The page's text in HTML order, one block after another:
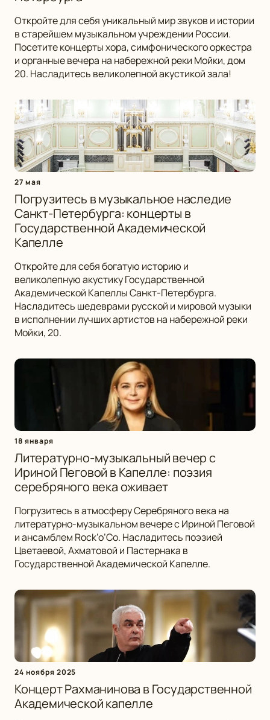
Откройте для себя уникальный мир звуков и истории
в старейшем музыкальном учреждении России.
Посетите концерты хора, симфонического оркестра
и органные вечера на набережной реки Мойки, дом
20. Насладитесь великолепной акустикой зала!
27 мая
Погрузитесь в музыкальное наследие
Санкт-Петербурга: концерты в
Государственной Академической
Капелле
Откройте для себя богатую историю и
великолепную акустику Государственной
Академической Капеллы Санкт-Петербурга.
Насладитесь шедеврами русской и мировой музыки
в исполнении лучших артистов на набережной реки
Мойки, 20.
18 января
Литературно-музыкальный вечер с
Ириной Пеговой в Капелле: поэзия
серебряного века оживает
Погрузитесь в атмосферу Серебряного века на
литературно-музыкальном вечере с Ириной Пеговой
и ансамблем Rock’o’Co. Насладитесь поэзией
Цветаевой, Ахматовой и Пастернака в
Государственной Академической Капелле.
24 ноября 2025
Концерт Рахманинова в Государственной
Академической капелле